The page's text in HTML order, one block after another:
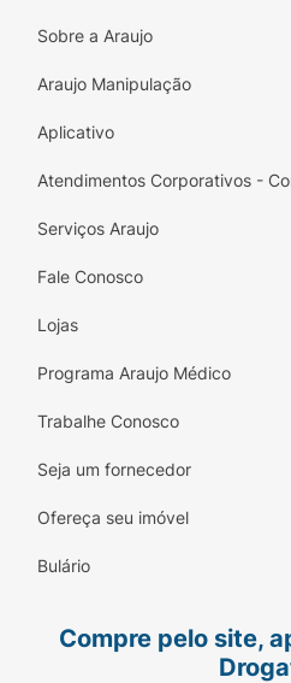
Sobre a Araujo
Araujo Manipulação
Aplicativo
Atendimentos Corporativos -
Serviços Araujo
Fale Conosco
Lojas
Programa Araujo Médico
Trabalhe Conosco
Seja um fornecedor
Ofereça seu imóvel
Bulário
Compre pelo site,